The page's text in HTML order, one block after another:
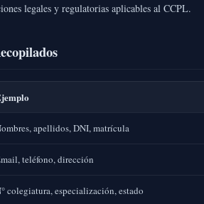
legales y regulatorias aplicables al CCPL.
apellidos, DNI, matrícula
teléfono, dirección
colegiatura, especialización, estado